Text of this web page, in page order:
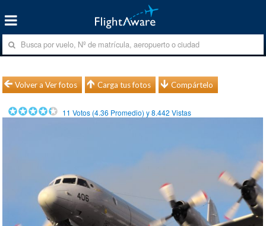
Volver a Ver fotos Carga tus fotos Compártelo
11 Votos (4.36 Promedio) y8.442 Vistas